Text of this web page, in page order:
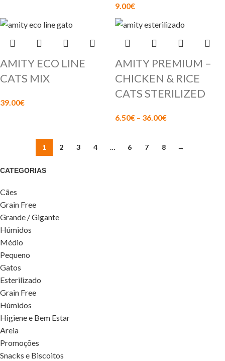
CATEGORIAS
Cães
Grain Free
Grande / Gigante
Húmidos
Médio
Pequeno
Gatos
Esterilizado
Grain Free
Húmidos
Higiene e Bem Estar
Areia
Promoções
Snacks e Biscoitos
9.00€
AMITY ECO LINE
CATS MIX
39.00€
AMITY PREMIUM –
CHICKEN & RICE
CATS STERILIZED
6.50€ – 36.00€
1 2 3 4 … 6 7 8 →